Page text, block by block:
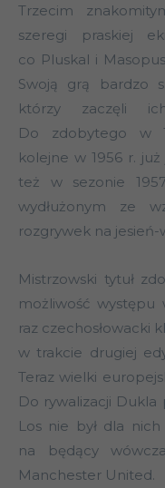
Trzecim
szeregi praskiej
co Pluskal i
Swoją grą bardzo
którzy zaczęli
Do zdobytego w
kolejne w 1956 r.
też w sezonie
wydłużonym ze
rozgrywek na jesień-
Mistrzowski tytuł
możliwość występu
raz czechosłowacki
w trakcie drugiej
Teraz wielki
Do rywalizacji Dukla
Los nie był dla nich
na będący
Manchester United.